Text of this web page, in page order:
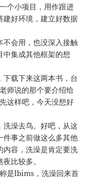
个小项目，用作跟进
建好环境，建立好数据
不会用，也没深入接触
中集成其他框架的想
载下来这两本书，台
师说的那个要介绍给
这样吧，今天没想好
洗澡去鸟。好吧，从这
件事之前做这么多其他
内容，洗澡是肯定要洗
比较多。
是lbims，洗澡回来首